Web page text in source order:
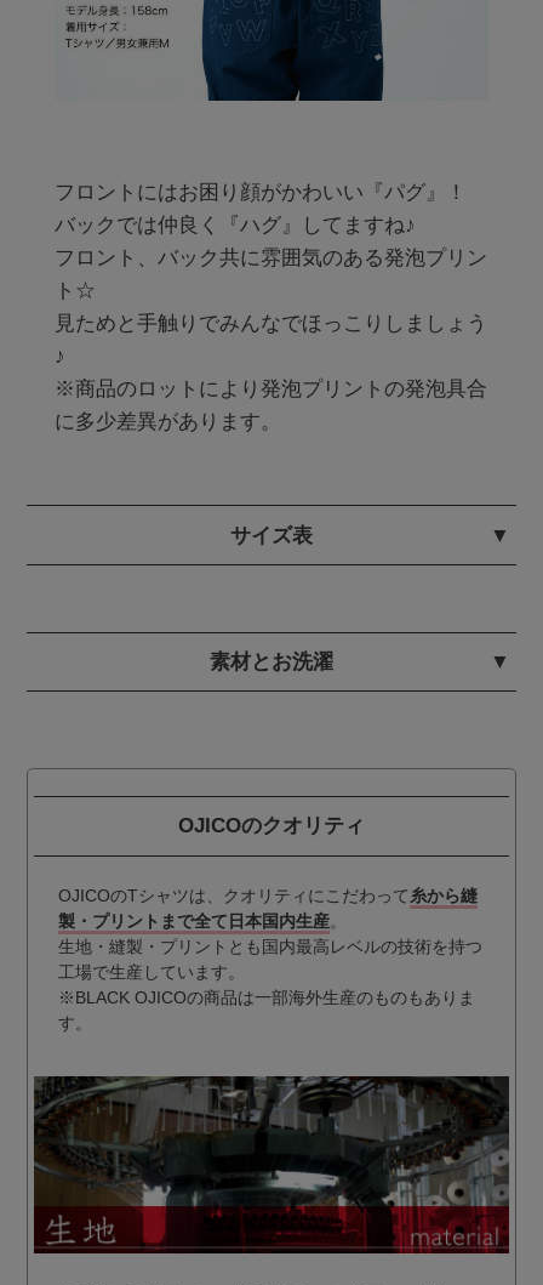
フロントにはお困り顔がかわいい『パグ』！
バックでは仲良く『ハグ』してますね♪
フロント、バック共に雰囲気のある発泡プリン
ト☆
見ためと手触りでみんなでほっこりしましょう
♪
※商品のロットにより発泡プリントの発泡具合
に多少差異があります。
サイズ表
素材とお洗濯
OJICOのクオリティ
OJICOのTシャツは、クオリティにこだわって 糸から縫
製・プリントまで全て日本国内生産。
生地・縫製・プリントとも国内最高レベルの技術を持つ
工場で生産しています。
※BLACK OJICOの商品は一部海外生産のものもありま
す。